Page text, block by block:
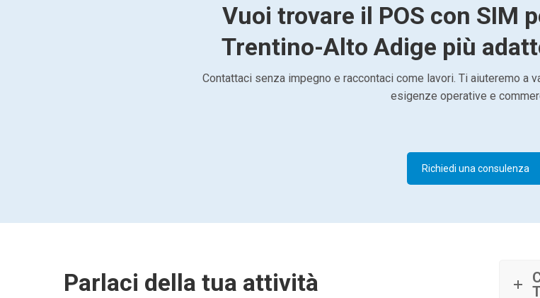
Vuoi trovare il POS con SIM
Trentino-Alto Adige più
Contattaci senza impegno e raccontaci come lavori. Ti aiuteremo a
esigenze operative e
Richiedi una consulenza
Parlaci della tua attività